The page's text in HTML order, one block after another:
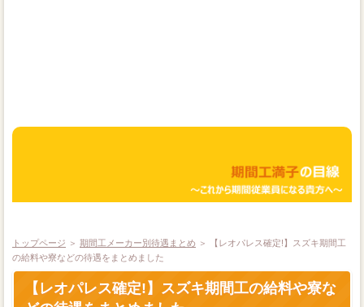
トップページ ＞ 期間工メーカー別待遇まとめ ＞ 【レオパレス確定!】スズキ期間工
の給料や寮などの待遇をまとめました
【レオパレス確定!】スズキ期間工の給料や寮な